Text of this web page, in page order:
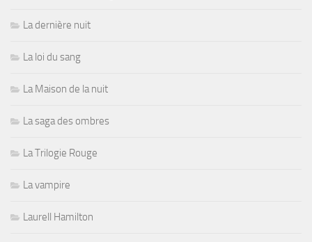
La dernière nuit
La loi du sang
La Maison de la nuit
La saga des ombres
La Trilogie Rouge
La vampire
Laurell Hamilton